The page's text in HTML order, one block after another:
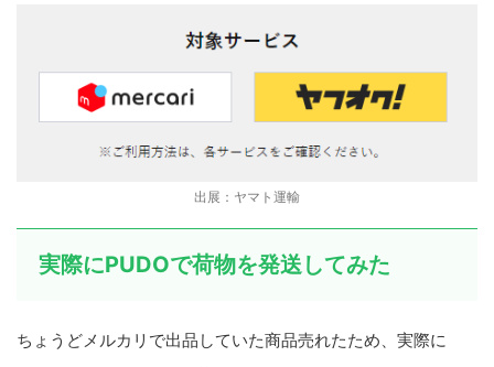
出展：ヤマト運輸
実際にPUDOで荷物を発送してみた
ちょうどメルカリで出品していた商品売れたため、実際に